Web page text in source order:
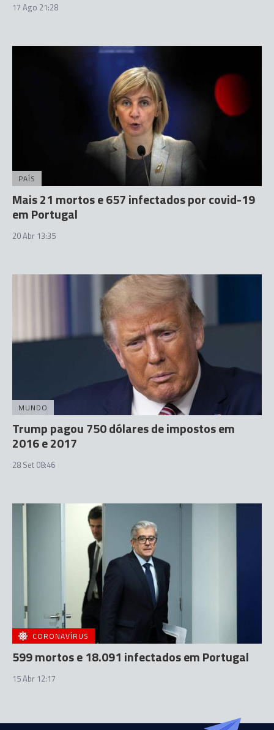
17 Ago 21:28
PAÍS
Mais 21 mortos e 657 infectados por covid-19
em Portugal
20 Abr 13:35
MUNDO
Trump pagou 750 dólares de impostos em
2016 e 2017
28 Set 08:46
CORONAVÍRUS
599 mortos e 18.091 infectados em Portugal
15 Abr 12:17